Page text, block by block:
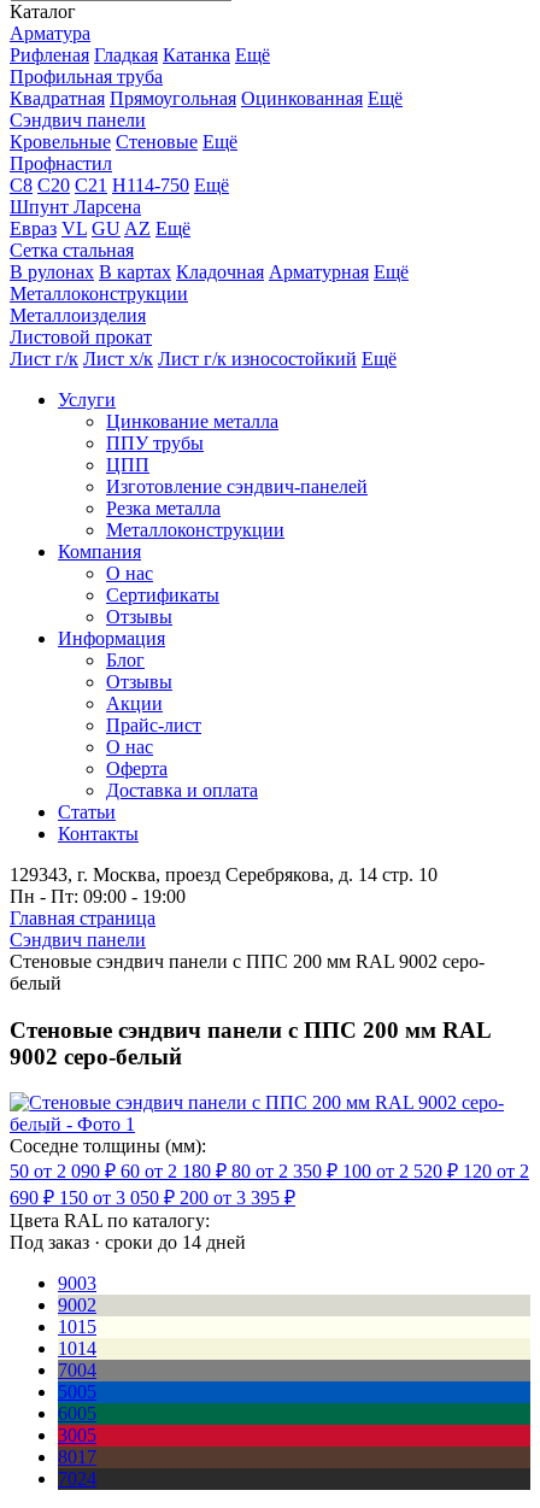
Каталог
Арматура
Рифленая Гладкая Катанка Ещё
Профильная труба
Квадратная Прямоугольная Оцинкованная Ещё
Сэндвич панели
Кровельные Стеновые Ещё
Профнастил
С8 С20 С21 Н114-750 Ещё
Шпунт Ларсена
Евраз VL GU AZ Ещё
Сетка стальная
В рулонах В картах Кладочная Арматурная Ещё
Металлоконструкции
Металлоизделия
Листовой прокат
Лист г/к Лист х/к Лист г/к износостойкий Ещё
Услуги
Цинкование металла
ППУ трубы
ЦПП
Изготовление сэндвич-панелей
Резка металла
Металлоконструкции
Компания
О нас
Сертификаты
Отзывы
Информация
Блог
Отзывы
Акции
Прайс-лист
О нас
Оферта
Доставка и оплата
Статьи
Контакты
129343, г. Москва, проезд Серебрякова, д. 14 стр. 10
Пн - Пт: 09:00 - 19:00
Главная страница
Сэндвич панели
Стеновые сэндвич панели с ППС 200 мм RAL 9002 серо-
белый
Стеновые сэндвич панели с ППС 200 мм RAL
9002 серо-белый
Соседне толщины (мм):
50 от 2 090 ₽ 60 от 2 180 ₽ 80 от 2 350 ₽ 100 от 2 520 ₽ 120 от 2
690 ₽ 150 от 3 050 ₽ 200 от 3 395 ₽
Цвета RAL по каталогу:
Под заказ · сроки до 14 дней
9003
9002
1015
1014
7004
5005
6005
3005
8017
7024